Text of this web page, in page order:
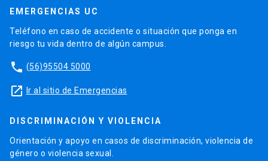
EMERGENCIAS UC
Teléfono en caso de accidente o situación que ponga en
riesgo tu vida dentro de algún campus.
phone (56)95504 5000
launch Ir al sitio de Emergencias
DISCRIMINACIÓN Y VIOLENCIA
Orientación y apoyo en casos de discriminación, violencia de
género o violencia sexual.